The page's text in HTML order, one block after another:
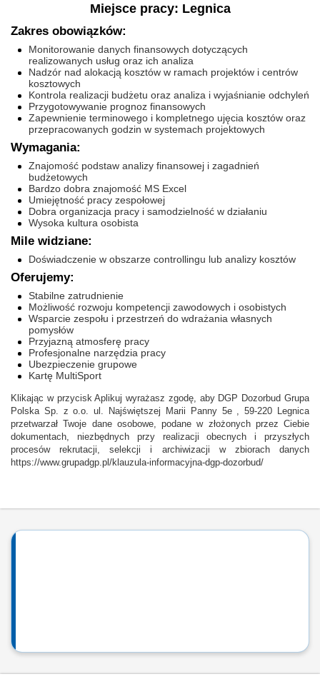
Miejsce pracy: Legnica
Zakres obowiązków:
Monitorowanie danych finansowych dotyczących
realizowanych usług oraz ich analiza
Nadzór nad alokacją kosztów w ramach projektów i centrów
kosztowych
Kontrola realizacji budżetu oraz analiza i wyjaśnianie odchyleń
Przygotowywanie prognoz finansowych
Zapewnienie terminowego i kompletnego ujęcia kosztów oraz
przepracowanych godzin w systemach projektowych
Wymagania:
Znajomość podstaw analizy finansowej i zagadnień
budżetowych
Bardzo dobra znajomość MS Excel
Umiejętność pracy zespołowej
Dobra organizacja pracy i samodzielność w działaniu
Wysoka kultura osobista
Mile widziane:
Doświadczenie w obszarze controllingu lub analizy kosztów
Oferujemy:
Stabilne zatrudnienie
Możliwość rozwoju kompetencji zawodowych i osobistych
Wsparcie zespołu i przestrzeń do wdrażania własnych
pomysłów
Przyjazną atmosferę pracy
Profesjonalne narzędzia pracy
Ubezpieczenie grupowe
Kartę MultiSport
Klikając w przycisk Aplikuj wyrażasz zgodę, aby DGP Dozorbud Grupa
Polska Sp. z o.o. ul. Najświętszej Marii Panny 5e , 59-220 Legnica
przetwarzał Twoje dane osobowe, podane w złożonych przez Ciebie
dokumentach, niezbędnych przy realizacji obecnych i przyszłych
procesów rekrutacji, selekcji i archiwizacji w zbiorach danych
https://www.grupadgp.pl/klauzula-informacyjna-dgp-dozorbud/